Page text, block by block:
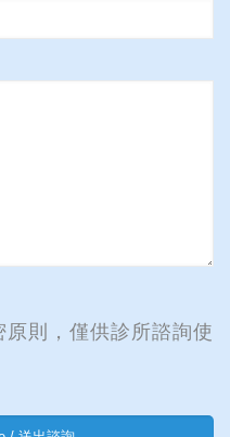
則，僅供診所諮詢使